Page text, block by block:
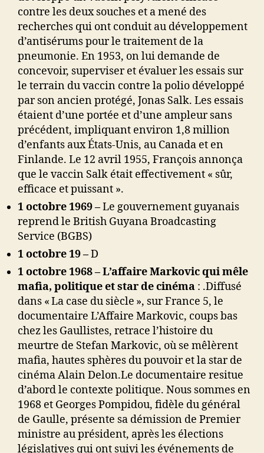
contre les deux souches et a mené des
recherches qui ont conduit au développement
d’antisérums pour le traitement de la
pneumonie. En 1953, on lui demande de
concevoir, superviser et évaluer les essais sur
le terrain du vaccin contre la polio développé
par son ancien protégé, Jonas Salk. Les essais
étaient d’une portée et d’une ampleur sans
précédent, impliquant environ 1,8 million
d’enfants aux États-Unis, au Canada et en
Finlande. Le 12 avril 1955, François annonça
que le vaccin Salk était effectivement « sûr,
efficace et puissant ».
1 octobre 1969 –Le gouvernement guyanais
reprend le British Guyana Broadcasting
Service (BGBS)
1 octobre 19 –D
1 octobre 1968– L’affaire Markovic qui mêle
mafia, politique et star de cinéma : .Diffusé
dans « La case du siècle », sur France 5, le
documentaire L’Affaire Markovic, coups bas
chez les Gaullistes, retrace l’histoire du
meurtre de Stefan Markovic, où se mêlèrent
mafia, hautes sphères du pouvoir et la star de
cinéma Alain Delon.Le documentaire resitue
d’abord le contexte politique. Nous sommes en
1968 et Georges Pompidou, fidèle du général
de Gaulle, présente sa démission de Premier
ministre au président, après les élections
législatives qui ont suivi les événements de